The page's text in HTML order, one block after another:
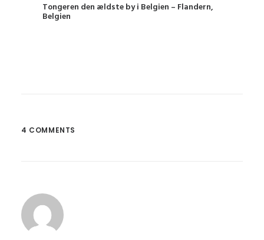
Tongeren den ældste by i Belgien – Flandern,
Belgien
4 COMMENTS